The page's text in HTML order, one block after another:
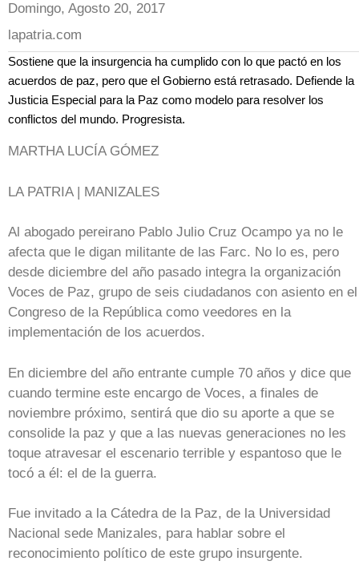
Domingo, Agosto 20, 2017
lapatria.com
Sostiene que la insurgencia ha cumplido con lo que pactó en los
acuerdos de paz, pero que el Gobierno está retrasado. Defiende la
Justicia Especial para la Paz como modelo para resolver los
conflictos del mundo. Progresista.
MARTHA LUCÍA GÓMEZ
LA PATRIA | MANIZALES
Al abogado pereirano Pablo Julio Cruz Ocampo ya no le
afecta que le digan militante de las Farc. No lo es, pero
desde diciembre del año pasado integra la organización
Voces de Paz, grupo de seis ciudadanos con asiento en el
Congreso de la República como veedores en la
implementación de los acuerdos.
En diciembre del año entrante cumple 70 años y dice que
cuando termine este encargo de Voces, a finales de
noviembre próximo, sentirá que dio su aporte a que se
consolide la paz y que a las nuevas generaciones no les
toque atravesar el escenario terrible y espantoso que le
tocó a él: el de la guerra.
Fue invitado a la Cátedra de la Paz, de la Universidad
Nacional sede Manizales, para hablar sobre el
reconocimiento político de este grupo insurgente.